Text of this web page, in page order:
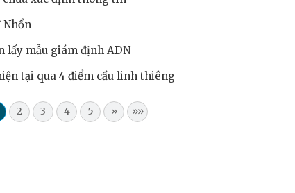
Nhổn
lấy mẫu giám định ADN
tại qua 4 điểm cầu linh thiêng
2 3 4 5 » »»